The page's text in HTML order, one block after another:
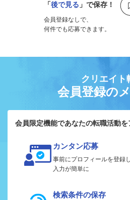
「後で見る 」で保存！
会員登録なしで、
何件でも応募できます。
クリエイト
会員登録の
会員限定機能であなたの転職活動を
カンタン応募
事前にプロフィールを登録
入力が簡単に
検索条件の保存